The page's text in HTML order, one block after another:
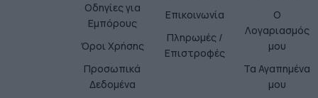
Οδηγίες για
Εμπόρους
Όροι Χρήσης
Προσωπικά
Δεδομένα
Επικοινωνία
Πληρωμές /
Επιστροφές
Ο
Λογαριασμός
μου
Τα Αγαπημένα
μου